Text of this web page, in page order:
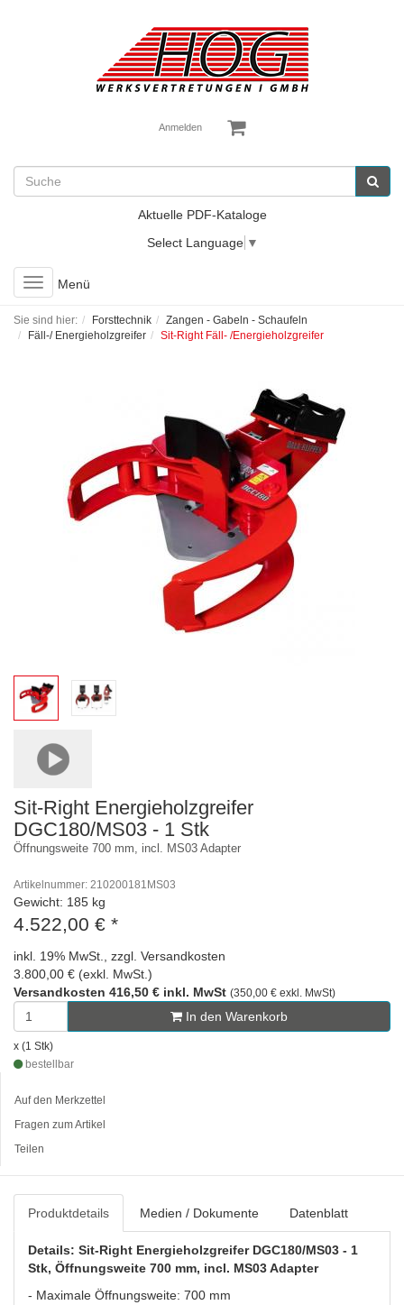
Anmelden
Aktuelle PDF-Kataloge
Select Language ▼
Toggle
navigation
Menü
Sie sind hier: Forsttechnik
Zangen - Gabeln - Schaufeln
Fäll-/ Energieholzgreifer
Sit-Right Fäll- /Energieholzgreifer
Sit-Right Energieholzgreifer
DGC180/MS03 - 1 Stk
Öffnungsweite 700 mm, incl. MS03 Adapter
Artikelnummer: 210200181MS03
Gewicht: 185 kg
4.522,00 € *
inkl. 19% MwSt., zzgl. Versandkosten
3.800,00 € (exkl. MwSt.)
Versandkosten 416,50 € inkl. MwSt (350,00 € exkl. MwSt)
In den Warenkorb
x (1 Stk)
bestellbar
Auf den Merkzettel
Fragen zum Artikel
Teilen
Produktdetails Medien / Dokumente Datenblatt
Details: Sit-Right Energieholzgreifer DGC180/MS03 - 1
Stk, Öffnungsweite 700 mm, incl. MS03 Adapter
- Maximale Öffnungsweite: 700 mm